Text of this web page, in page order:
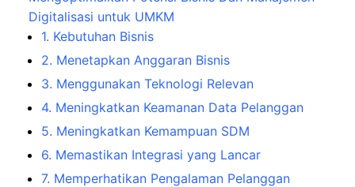
Digitalisasi untuk UMKM
1. Kebutuhan Bisnis
2. Menetapkan Anggaran Bisnis
3. Menggunakan Teknologi Relevan
4. Meningkatkan Keamanan Data Pelanggan
5. Meningkatkan Kemampuan SDM
6. Memastikan Integrasi yang Lancar
7. Memperhatikan Pengalaman Pelanggan